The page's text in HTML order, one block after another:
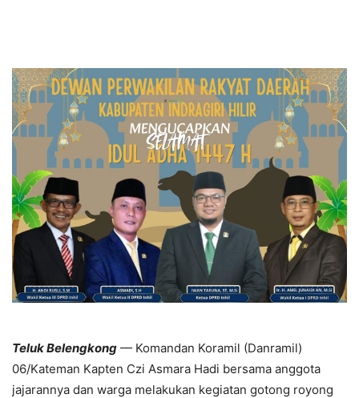
Teluk Belengkong — Komandan Koramil (Danramil)
06/Kateman Kapten Czi Asmara Hadi bersama anggota
jajarannya dan warga melakukan kegiatan gotong royong